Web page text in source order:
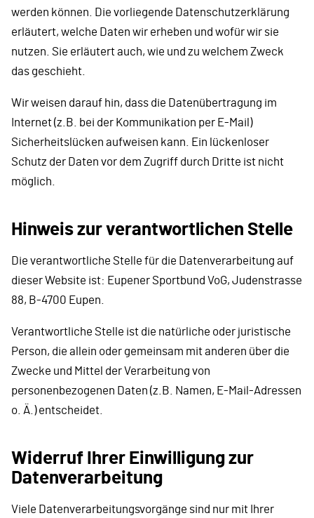
werden können. Die vorliegende Datenschutzerklärung
erläutert, welche Daten wir erheben und wofür wir sie
nutzen. Sie erläutert auch, wie und zu welchem Zweck
das geschieht.
Wir weisen darauf hin, dass die Datenübertragung im
Internet (z.B. bei der Kommunikation per E-Mail)
Sicherheitslücken aufweisen kann. Ein lückenloser
Schutz der Daten vor dem Zugriff durch Dritte ist nicht
möglich.
Hinweis zur verantwortlichen Stelle
Die verantwortliche Stelle für die Datenverarbeitung auf
dieser Website ist: Eupener Sportbund VoG, Judenstrasse
88, B-4700 Eupen.
Verantwortliche Stelle ist die natürliche oder juristische
Person, die allein oder gemeinsam mit anderen über die
Zwecke und Mittel der Verarbeitung von
personenbezogenen Daten (z.B. Namen, E-Mail-Adressen
o. Ä.) entscheidet.
Widerruf Ihrer Einwilligung zur
Datenverarbeitung
Viele Datenverarbeitungsvorgänge sind nur mit Ihrer